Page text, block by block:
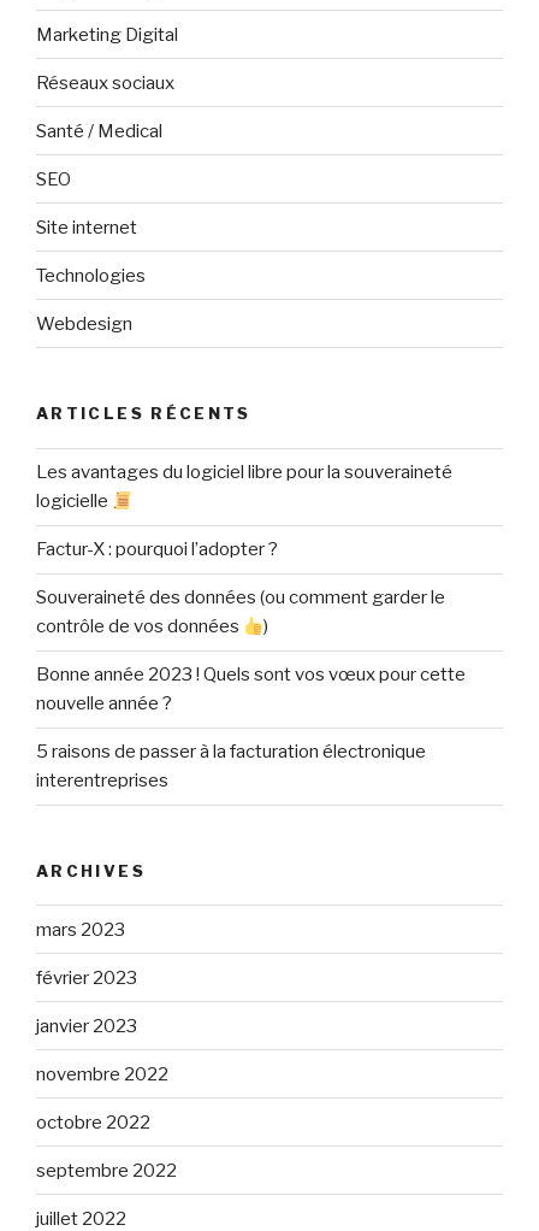
Marketing Digital
Réseaux sociaux
Santé / Medical
SEO
Site internet
Technologies
Webdesign
ARTICLES RÉCENTS
Les avantages du logiciel libre pour la souveraineté
logicielle
Factur-X : pourquoi l’adopter ?
Souveraineté des données (ou comment garder le
contrôle de vos données
)
Bonne année 2023 ! Quels sont vos vœux pour cette
nouvelle année ?
5 raisons de passer à la facturation électronique
interentreprises
ARCHIVES
mars 2023
février 2023
janvier 2023
novembre 2022
octobre 2022
septembre 2022
juillet 2022